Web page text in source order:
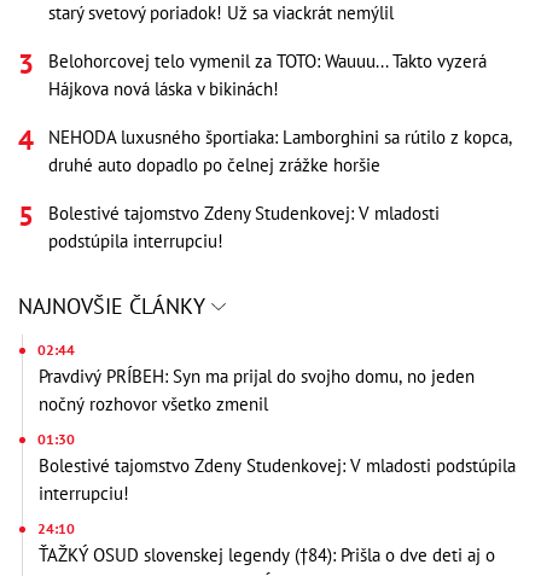
starý svetový poriadok! Už sa viackrát nemýlil
Belohorcovej telo vymenil za TOTO: Wauuu... Takto vyzerá
Hájkova nová láska v bikinách!
NEHODA luxusného športiaka: Lamborghini sa rútilo z kopca,
druhé auto dopadlo po čelnej zrážke horšie
Bolestivé tajomstvo Zdeny Studenkovej: V mladosti
podstúpila interrupciu!
NAJNOVŠIE ČLÁNKY
02:44
Pravdivý PRÍBEH: Syn ma prijal do svojho domu, no jeden
nočný rozhovor všetko zmenil
01:30
Bolestivé tajomstvo Zdeny Studenkovej: V mladosti podstúpila
interrupciu!
24:10
ŤAŽKÝ OSUD slovenskej legendy (†84): Prišla o dve deti aj o